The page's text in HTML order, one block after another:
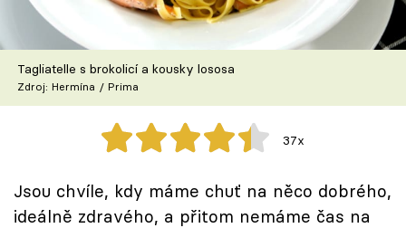
Škola vaření
Recepty z TV
Speciál: Cuketa
Těhotnej kuchař
Sledujte prima+
Tagliatelle s brokolicí a kousky lososa
Zdroj: Hermína / Prima
37x
Jsou chvíle, kdy máme chuť na něco dobrého,
ideálně zdravého, a přitom nemáme čas na